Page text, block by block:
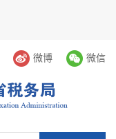
微博 微信